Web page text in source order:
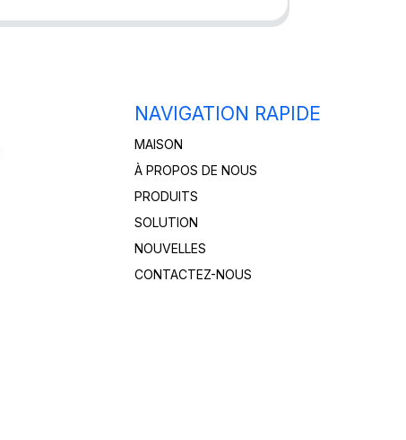
NAVIGATION RAPIDE
MAISON
À PROPOS DE NOUS
PRODUITS
SOLUTION
NOUVELLES
CONTACTEZ-NOUS